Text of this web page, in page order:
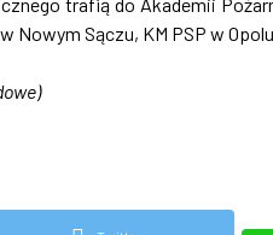
Nowym Sączu, KM PSP w